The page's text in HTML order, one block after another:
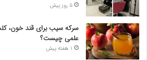
5 روز پیش
سرکه سیب برای قند خون،
علمی چیست؟
1 هفته پیش